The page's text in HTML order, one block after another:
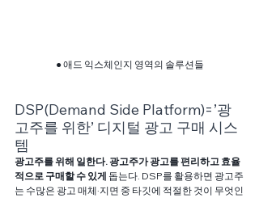
● 애드 익스체인지 영역의 솔루션들
DSP(Demand Side Platform)=’광
고주를 위한’ 디지털 광고 구매 시스
템
광고주를 위해 일한다. 광고주가 광고를 편리하고 효율
적으로 구매할 수 있게 돕는다. DSP를 활용하면 광고주
는 수많은 광고 매체·지면 중 타깃에 적절한 것이 무엇인